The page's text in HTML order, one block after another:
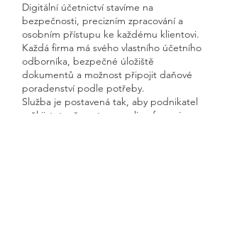
Digitální účetnictví stavíme na
bezpečnosti, precizním zpracování a
osobním přístupu ke každému klientovi.
Každá firma má svého vlastního účetního
odborníka, bezpečné úložiště
dokumentů a možnost připojit daňové
poradenství podle potřeby.
Služba je postavená tak, aby podnikatel
měl jistotu, že uctarna online funguje